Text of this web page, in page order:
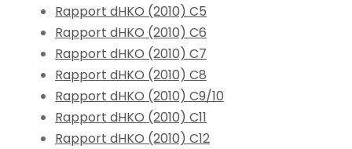
Rapport dHKO (2010) C5
Rapport dHKO (2010) C6
Rapport dHKO (2010) C7
Rapport dHKO (2010) C8
Rapport dHKO (2010) C9/10
Rapport dHKO (2010) C11
Rapport dHKO (2010) C12